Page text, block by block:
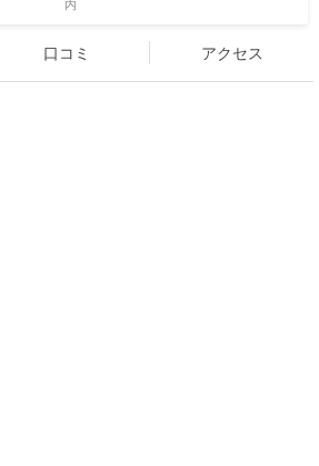
口コミ アクセス